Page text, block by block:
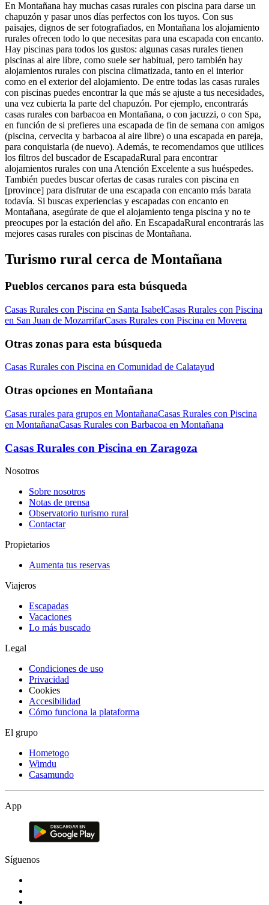
En Montañana hay muchas casas rurales con piscina para darse un
chapuzón y pasar unos días perfectos con los tuyos. Con sus
paisajes, dignos de ser fotografiados, en Montañana los alojamiento
rurales ofrecen todo lo que necesitas para una escapada con encanto.
Hay piscinas para todos los gustos: algunas casas rurales tienen
piscinas al aire libre, como suele ser habitual, pero también hay
alojamientos rurales con piscina climatizada, tanto en el interior
como en el exterior del alojamiento. De entre todas las casas rurales
con piscinas puedes encontrar la que más se ajuste a tus necesidades,
una vez cubierta la parte del chapuzón. Por ejemplo, encontrarás
casas rurales con barbacoa en Montañana, o con jacuzzi, o con Spa,
en función de si prefieres una escapada de fin de semana con amigos
(piscina, cervecita y barbacoa al aire libre) o una escapada en pareja,
para conquistarla (de nuevo). Además, te recomendamos que utilices
los filtros del buscador de EscapadaRural para encontrar
alojamientos rurales con una Atención Excelente a sus huéspedes.
También puedes buscar ofertas de casas rurales con piscina en
[province] para disfrutar de una escapada con encanto más barata
todavía. Si buscas experiencias y escapadas con encanto en
Montañana, asegúrate de que el alojamiento tenga piscina y no te
preocupes por la estación del año. En EscapadaRural encontrarás las
mejores casas rurales con piscinas de Montañana.
Turismo rural cerca de Montañana
Pueblos cercanos para esta búsqueda
Casas Rurales con Piscina en Santa IsabelCasas Rurales con Piscina
en San Juan de MozarrifarCasas Rurales con Piscina en Movera
Otras zonas para esta búsqueda
Casas Rurales con Piscina en Comunidad de Calatayud
Otras opciones en Montañana
Casas rurales para grupos en MontañanaCasas Rurales con Piscina
en MontañanaCasas Rurales con Barbacoa en Montañana
Casas Rurales con Piscina en Zaragoza
Nosotros
Sobre nosotros
Notas de prensa
Observatorio turismo rural
Contactar
Propietarios
Aumenta tus reservas
Viajeros
Escapadas
Vacaciones
Lo más buscado
Legal
Condiciones de uso
Privacidad
Cookies
Accesibilidad
Cómo funciona la plataforma
El grupo
Hometogo
Wimdu
Casamundo
App
Síguenos